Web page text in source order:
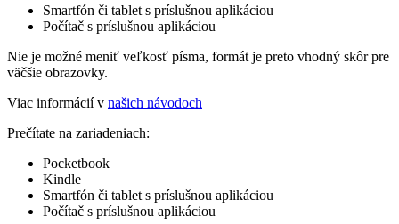
Smartfón či tablet s príslušnou aplikáciou
Počítač s príslušnou aplikáciou
Nie je možné meniť veľkosť písma, formát je preto vhodný skôr pre
väčšie obrazovky.
Viac informácií v našich návodoch
Prečítate na zariadeniach:
Pocketbook
Kindle
Smartfón či tablet s príslušnou aplikáciou
Počítač s príslušnou aplikáciou